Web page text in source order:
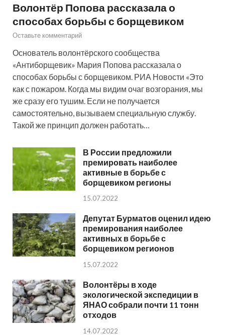
Волонтёр Попова рассказала о
способах борьбы с борщевиком
Оставьте комментарий
Основатель волонтёрского сообщества
«Антиборщевик» Мария Попова рассказала о
способах борьбы с борщевиком. РИА Новости «Это
как с пожаром. Когда мы видим очаг возгорания, мы
же сразу его тушим. Если не получается
самостоятельно, вызываем специальную службу.
Такой же принцип должен работать…
В России предложили
премировать наиболее
активные в борьбе с
борщевиком регионы
15.07.2022
Депутат Бурматов оценил идею
премирования наиболее
активных в борьбе с
борщевиком регионов
15.07.2022
Волонтёры в ходе
экологической экспедиции в
ЯНАО собрали почти 11 тонн
отходов
14.07.2022